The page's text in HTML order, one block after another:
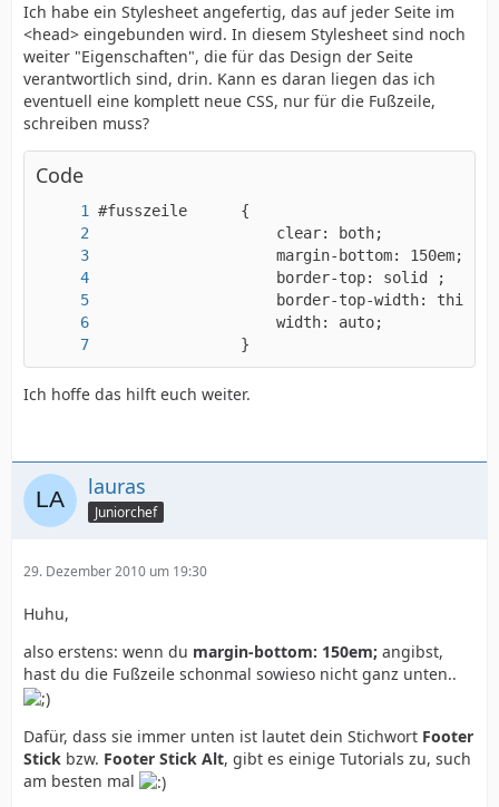
Ich habe ein Stylesheet angefertig, das auf jeder Seite im
<head> eingebunden wird. In diesem Stylesheet sind noch
weiter "Eigenschaften", die für das Design der Seite
verantwortlich sind, drin. Kann es daran liegen das ich
eventuell eine komplett neue CSS, nur für die Fußzeile,
schreiben muss?
Code
                }
Ich hoffe das hilft euch weiter.
lauras
Juniorchef
29. Dezember 2010 um 19:30
Huhu,
also erstens: wenn du margin-bottom: 150em; angibst,
hast du die Fußzeile schonmal sowieso nicht ganz unten..
Dafür, dass sie immer unten ist lautet dein Stichwort Footer
Stick bzw. Footer Stick Alt, gibt es einige Tutorials zu, such
am besten mal